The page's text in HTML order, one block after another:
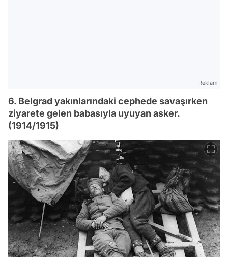
Reklam
6. Belgrad yakınlarındaki cephede savaşırken
ziyarete gelen babasıyla uyuyan asker.
(1914/1915)